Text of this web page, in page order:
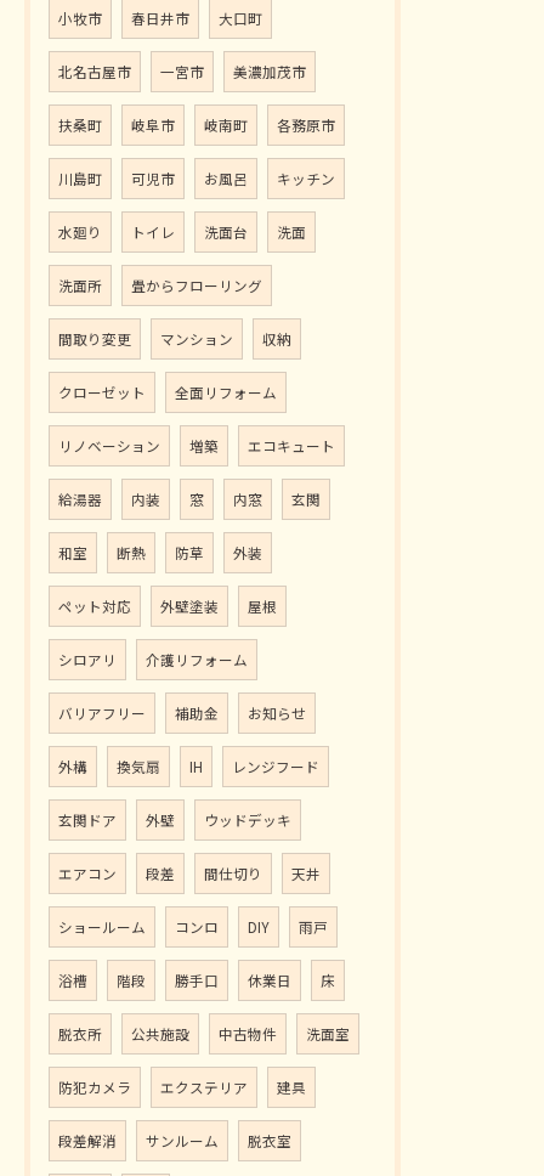
小牧市 春日井市 大口町
北名古屋市 一宮市 美濃加茂市
扶桑町 岐阜市 岐南町 各務原市
川島町 可児市 お風呂 キッチン
水廻り トイレ 洗面台 洗面
洗面所 畳からフローリング
間取り変更 マンション 収納
クローゼット 全面リフォーム
リノベーション 増築 エコキュート
給湯器 内装 窓 内窓 玄関
和室 断熱 防草 外装
ペット対応 外壁塗装 屋根
シロアリ 介護リフォーム
バリアフリー 補助金 お知らせ
外構 換気扇 IH レンジフード
玄関ドア 外壁 ウッドデッキ
エアコン 段差 間仕切り 天井
ショールーム コンロ DIY 雨戸
浴槽 階段 勝手口 休業日 床
脱衣所 公共施設 中古物件 洗面室
防犯カメラ エクステリア 建具
段差解消 サンルーム 脱衣室